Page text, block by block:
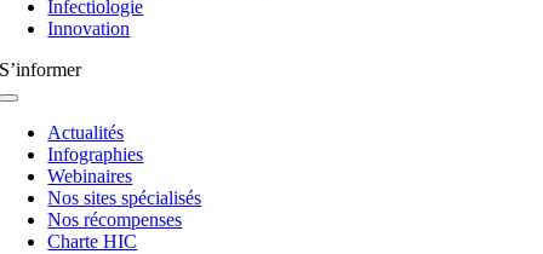
Infectiologie
Innovation
S’informer
Navigation
basculeActualités
Infographies
Webinaires
Nos sites spécialisés
Nos récompenses
Charte HIC